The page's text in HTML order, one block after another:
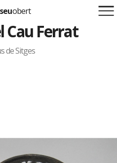
la iniciativa
obert
Cau Ferrat
de Sitges